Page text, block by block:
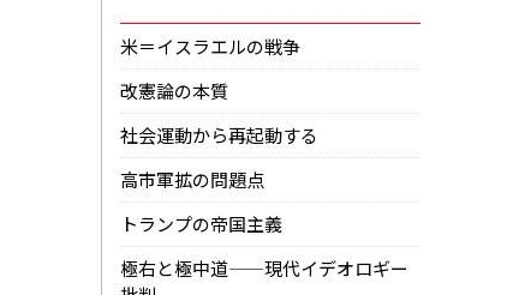
米＝イスラエルの戦争
改憲論の本質
社会運動から再起動する
高市軍拡の問題点
トランプの帝国主義
極右と極中道——現代イデオロギー